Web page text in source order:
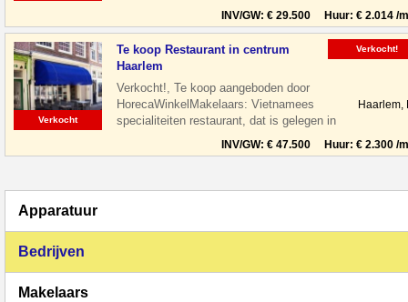
terras gelegen aan de Floresstraat in
Haarlem Noord. De
INV/GW: € 29.500 Huur: € 2.014 /
Verkocht
Te koop Restaurant in centrum
Haarlem
Verkocht!, Te koop aangeboden door
HorecaWinkelMakelaars: Vietnamees
specialiteiten restaurant, dat is gelegen in
de leukste winkelstraat van Haarlem,
Haarlem,
INV/GW: € 47.500 Huur: € 2.300 /
Verkocht!
Apparatuur
Bedrijven
Makelaars